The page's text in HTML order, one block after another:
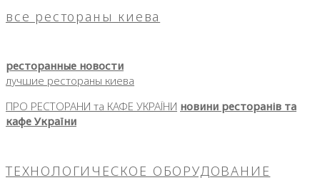
все рестораны киева
ресторанные новости
лучшие рестораны киева
ПРО РЕСТОРАНИ та КАФЕ УКРАЇНИ новини ресторанів та
кафе України
ТЕХНОЛОГИЧЕСКОЕ ОБОРУДОВАНИЕ